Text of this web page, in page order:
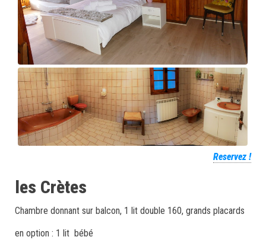
Reservez !
les Crètes
Chambre donnant sur balcon, 1 lit double 160, grands placards
en option : 1 lit bébé